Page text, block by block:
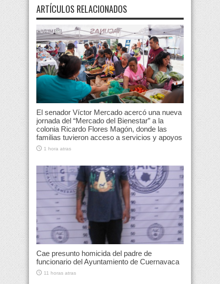
ARTÍCULOS RELACIONADOS
El senador Víctor Mercado acercó una nueva
jornada del “Mercado del Bienestar” a la
colonia Ricardo Flores Magón, donde las
familias tuvieron acceso a servicios y apoyos
1 hora atras
Cae presunto homicida del padre de
funcionario del Ayuntamiento de Cuernavaca
11 horas atras